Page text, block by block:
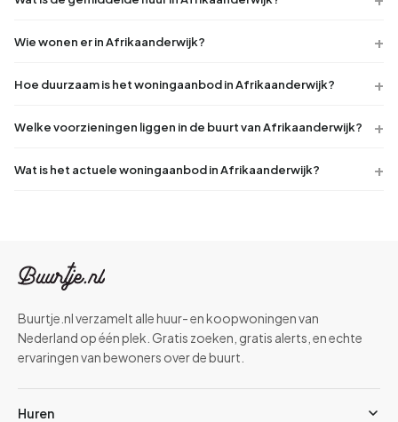
Wie wonen er in Afrikaanderwijk?
Hoe duurzaam is het woningaanbod in Afrikaanderwijk?
Welke voorzieningen liggen in de buurt van Afrikaanderwijk?
Wat is het actuele woningaanbod in Afrikaanderwijk?
Buurtje.nl verzamelt alle huur- en koopwoningen van
Nederland op één plek. Gratis zoeken, gratis alerts, en echte
ervaringen van bewoners over de buurt.
Huren